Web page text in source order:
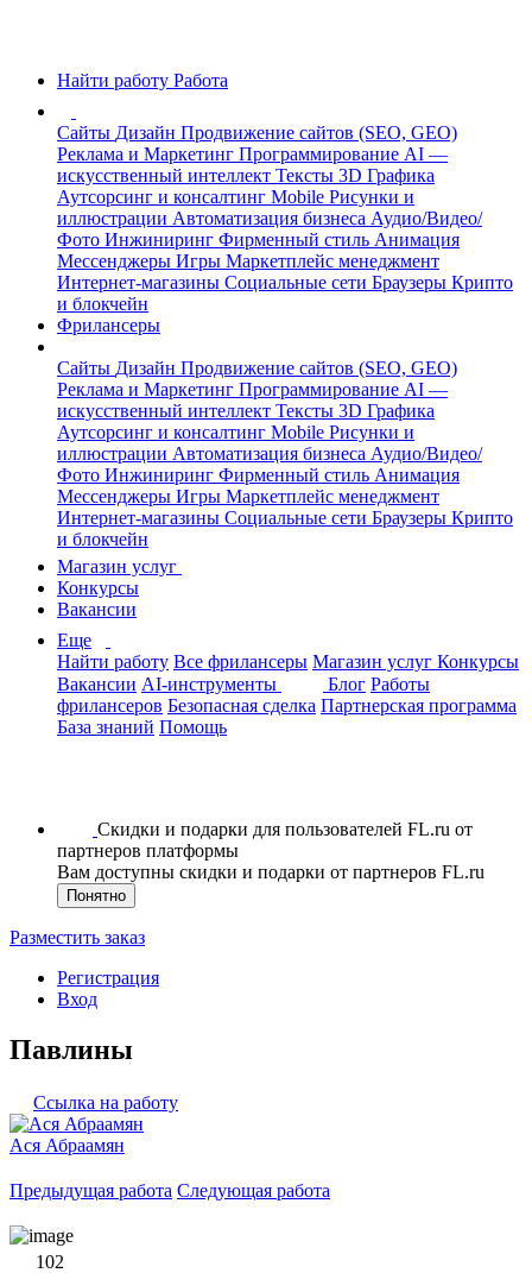
Найти работу Работа
Сайты Дизайн Продвижение сайтов (SEO, GEO)
Реклама и Маркетинг Программирование AI —
искусственный интеллект Тексты 3D Графика
Аутсорсинг и консалтинг Mobile Рисунки и
иллюстрации Автоматизация бизнеса Аудио/Видео/
Фото Инжиниринг Фирменный стиль Анимация
Мессенджеры Игры Маркетплейс менеджмент
Интернет-магазины Социальные сети Браузеры Крипто
и блокчейн
Фрилансеры
Сайты Дизайн Продвижение сайтов (SEO, GEO)
Реклама и Маркетинг Программирование AI —
искусственный интеллект Тексты 3D Графика
Аутсорсинг и консалтинг Mobile Рисунки и
иллюстрации Автоматизация бизнеса Аудио/Видео/
Фото Инжиниринг Фирменный стиль Анимация
Мессенджеры Игры Маркетплейс менеджмент
Интернет-магазины Социальные сети Браузеры Крипто
и блокчейн
Магазин услуг
Конкурсы
Вакансии
Еще
Найти работу Все фрилансеры Магазин услуг Конкурсы
Вакансии AI-инструменты Блог Работы
фрилансеров Безопасная сделка Партнерская программа
База знаний Помощь
Скидки и подарки для пользователей FL.ru от
партнеров платформы
Вам доступны скидки и подарки от партнеров FL.ru
Понятно
Разместить заказ
Регистрация
Вход
Павлины
Ссылка на работу
Ася Абраамян
Предыдущая работа Следующая работа
102